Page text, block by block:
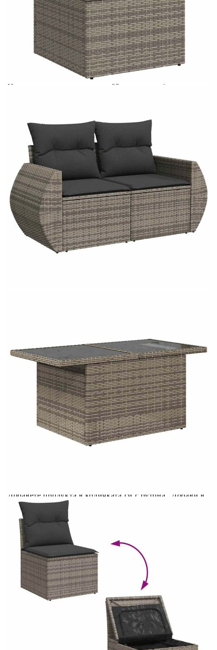
Време за доставка: 5 до 9 дни
Безплатна доставка до адрес при плащане по банков път
Тъмносив
Материал:
PE ратан, прахово боядисана
Височина на подлакътника от
земята:
55 см
Размери на седалката:
55 x 55 cм (Ш x Д)
Размери на възглавницата за
облягане:
55 x 45 x 13 см (Д х Ш x Деб)
Размери на възглавницата на
седалката:
55 x 55 x 3 см (Ш x Д x Деб)
Материал на покритието:
Плат (100% полиестер)
Височина на седалката от земята
(без възглавницата):
37 см
Материал за пълнеж на
възглавницата за сядане:
Дунапрен
Материал за пълнеж на
облегалката:
Памучни влакна
Максимален капацитет на теглото
(на седалка):
110 кг
Размери на водоустойчивата
Extraction of information from credit institutions
Предоставената таблица е с информационна цел.
Добавете продукта в количката си с бутона "Добави в
количката" и при поръчка ще можете да изберете броя
вноски на кредита.
Acest tabel are caracter informativ. Adăugați produsul în
coșul de cumpărături unde veți putea selecta detaliile
cererii de creditare.
Предоставената таблица е с информационна цел.
Добавете продукта в количката си с бутона "Добави в
Добавете продукта в количката си с бутона "Добави в
количката" и при поръчка ще можете да изберете броя
вноски на кредита.
Предоставената таблица е с информационна цел.
Добавете продукта в количката си с бутона "Добави в
количката" и при поръчка ще можете да изберете броя
вноски на кредита.
Предоставената таблица е с информационна цел.
Добавете продукта в количката си с бутона "Добави в
количката" и при поръчка ще можете да изберете броя
Когато плащате с NewPay, всъщност NewPay плаща
поръчката Ви вместо Вас. Вие я получавате и
разполагате с три начина да я платите към тях: